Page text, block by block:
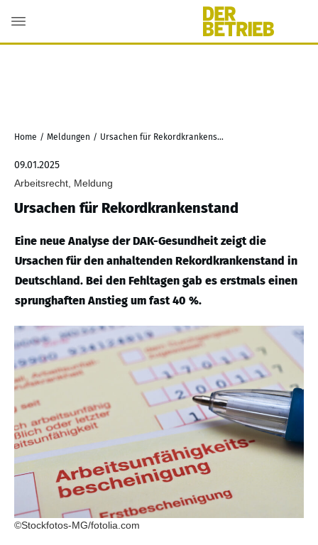
Home / Meldungen / Ursachen für Rekordkrankenstand
09.01.2025
Arbeitsrecht, Meldung
Ursachen für Rekordkrankenstand
Eine neue Analyse der DAK-Gesundheit zeigt die
Ursachen für den anhaltenden Rekordkrankenstand in
Deutschland. Bei den Fehltagen gab es erstmals einen
sprunghaften Anstieg um fast 40 %.
©Stockfotos-MG/fotolia.com